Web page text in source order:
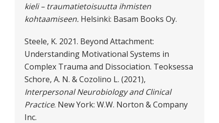
kieli – traumatietoisuutta ihmisten
kohtaamiseen. Helsinki: Basam Books Oy.
Steele, K. 2021. Beyond Attachment:
Understanding Motivational Systems in
Complex Trauma and Dissociation. Teoksessa
Schore, A. N. & Cozolino L. (2021),
Interpersonal Neurobiology and Clinical
Practice. New York: W.W. Norton & Company
Inc.